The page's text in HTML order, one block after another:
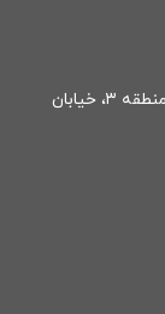
نشانی: تهران، خیابان دکتر شریعتی، جنب شهرداری منطقه ۳، خیابان